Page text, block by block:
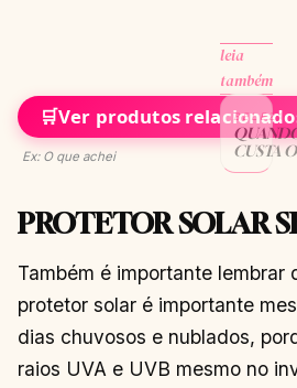
leia
também
BELEZA
CUSTA O
DIU? O
COBRE?
SUS
🛒Ver produtos
Ex: O que achei
PROTETOR SOLAR
Também é importante lembrar
protetor solar é importante
dias chuvosos e nublados,
raios UVA e UVB mesmo no